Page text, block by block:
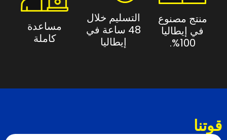
منتج مصنوع
في إيطاليا
100%.
التسليم خلال
48 ساعة في
إيطاليا
مساعدة
كاملة
قوتنا